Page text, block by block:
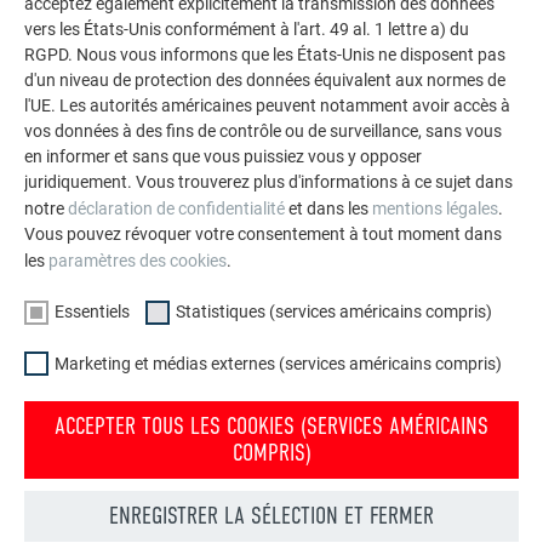
façades.
VOIR DAVANTAGE DE RÉFÉRENCES
acceptez également explicitement la transmission des données
vers les États-Unis conformément à l'art. 49 al. 1 lettre a) du
RGPD. Nous vous informons que les États-Unis ne disposent pas
d'un niveau de protection des données équivalent aux normes de
l'UE. Les autorités américaines peuvent notamment avoir accès à
vos données à des fins de contrôle ou de surveillance, sans vous
en informer et sans que vous puissiez vous y opposer
juridiquement. Vous trouverez plus d'informations à ce sujet dans
notredéclaration de confidentialitéet dans les mentions légales.
Vous pouvez révoquer votre consentement à tout moment dans
les paramètres des cookies.
Essentiels Statistiques (services américains compris)
Marketing et médias externes (services américains compris)
ACCEPTER TOUS LES COOKIES (SERVICES AMÉRICAINS
COMPRIS)
ENREGISTRER LA SÉLECTION ET FERMER